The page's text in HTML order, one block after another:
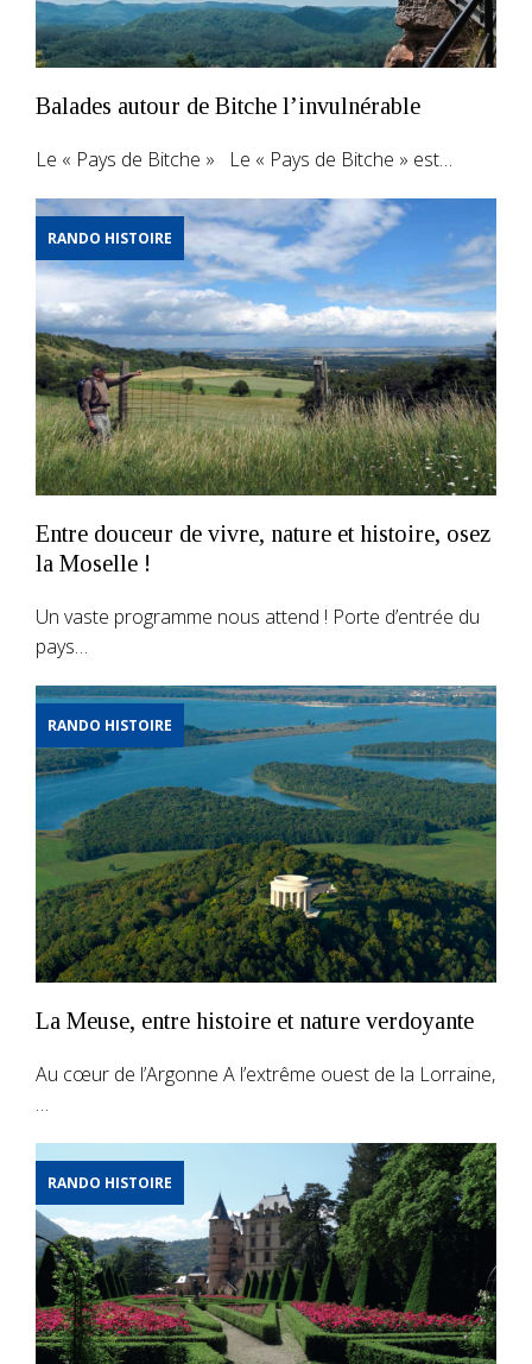
Balades autour de Bitche l’invulnérable
Le « Pays de Bitche » Le « Pays de Bitche » est…
RANDO HISTOIRE
Entre douceur de vivre, nature et histoire, osez
la Moselle !
Un vaste programme nous attend ! Porte d’entrée du
pays…
RANDO HISTOIRE
La Meuse, entre histoire et nature verdoyante
Au cœur de l’Argonne A l’extrême ouest de la Lorraine,
…
RANDO HISTOIRE